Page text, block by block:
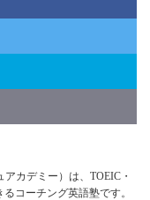
アカデミー）は、TOEIC・
コーチング英語塾です。